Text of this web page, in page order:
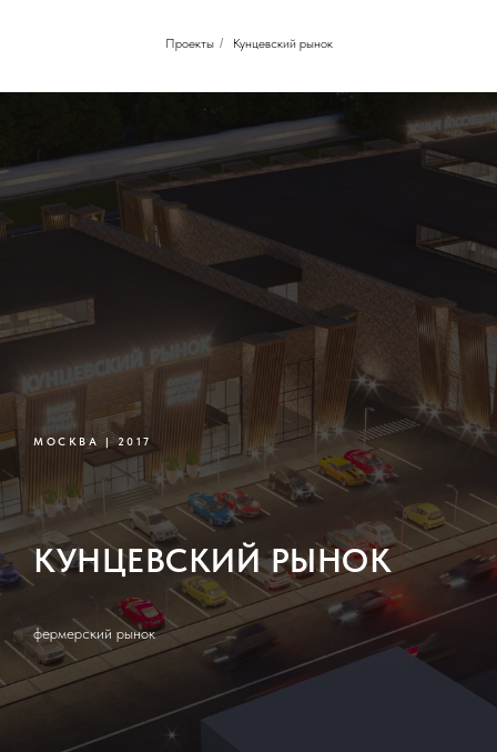
Проекты / Кунцевский рынок
МОСКВА | 2017
КУНЦЕВСКИЙ РЫНОК
фермерский рынок